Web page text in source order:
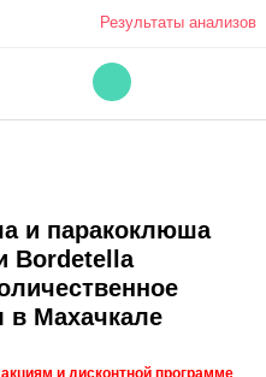
Результаты анализов
и паракоклюша
Bordetella
в Махачкале
и дисконтной программе